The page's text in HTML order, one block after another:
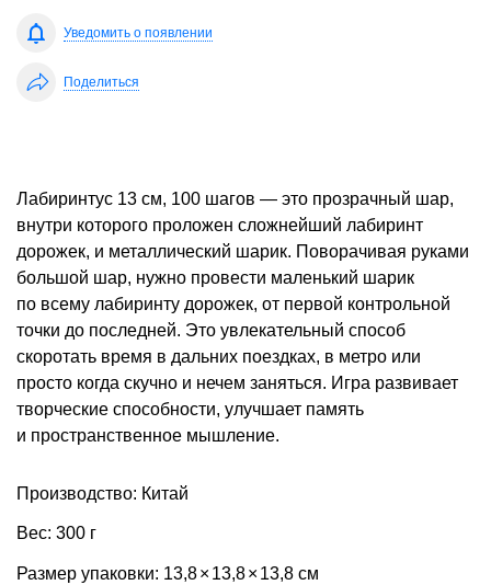
Уведомить о появлении
Поделиться
Лабиринтус 13 см, 100 шагов — это прозрачный шар,
внутри которого проложен сложнейший лабиринт
дорожек, и металлический шарик. Поворачивая руками
большой шар, нужно провести маленький шарик
по всему лабиринту дорожек, от первой контрольной
точки до последней. Это увлекательный способ
скоротать время в дальних поездках, в метро или
просто когда скучно и нечем заняться. Игра развивает
творческие способности, улучшает память
и пространственное мышление.
Производство: Китай
Вес: 300 г
Размер упаковки: 13,8× 13,8× 13,8 см